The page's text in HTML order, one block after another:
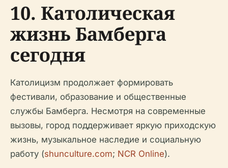
10. Католическая
жизнь Бамберга
сегодня
Католицизм продолжает формировать
фестивали, образование и общественные
службы Бамберга. Несмотря на современные
вызовы, город поддерживает яркую приходскую
жизнь, музыкальное наследие и социальную
работу (shunculture.com; NCR Online).